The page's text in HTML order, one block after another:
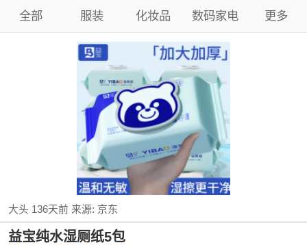
全部 服装 化妆品 数码家电 更多
大头 136天前来源: 京东
益宝纯水湿厕纸5包